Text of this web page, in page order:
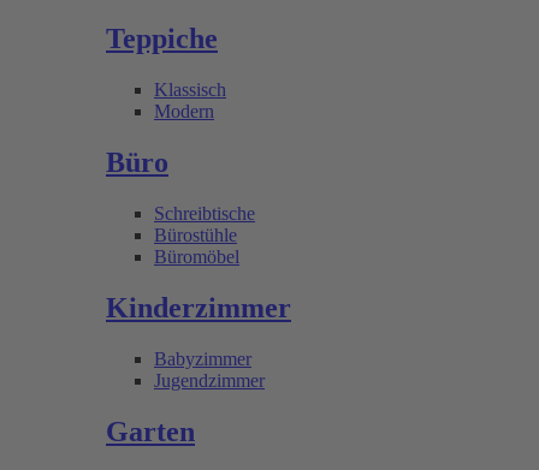
Teppiche
Klassisch
Modern
Büro
Schreibtische
Bürostühle
Büromöbel
Kinderzimmer
Babyzimmer
Jugendzimmer
Garten